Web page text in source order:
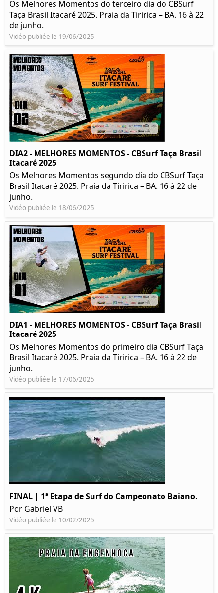
Os Melhores Momentos do terceiro dia do CBSurf
Taça Brasil Itacaré 2025. Praia da Tiririca – BA. 16 à 22
de junho.
Vidéo publiée le 19/06/2025
DIA2 - MELHORES MOMENTOS - CBSurf Taça Brasil
Itacaré 2025
Os Melhores Momentos segundo dia do CBSurf Taça
Brasil Itacaré 2025. Praia da Tiririca – BA. 16 à 22 de
junho.
Vidéo publiée le 18/06/2025
DIA1 - MELHORES MOMENTOS - CBSurf Taça Brasil
Itacaré 2025
Os Melhores Momentos do primeiro dia CBSurf Taça
Brasil Itacaré 2025. Praia da Tiririca – BA. 16 à 22 de
junho.
Vidéo publiée le 17/06/2025
FINAL | 1ª Etapa de Surf do Campeonato Baiano.
Por Gabriel VB
Vidéo publiée le 10/02/2025